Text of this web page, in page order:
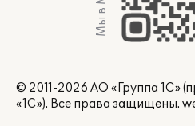
© 2011-2026 АО «Группа 1С»
«1С»). Все права защищены.